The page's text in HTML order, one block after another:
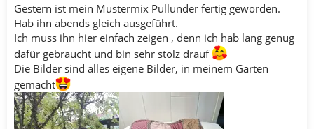
Gestern ist mein Mustermix Pullunder fertig geworden.
Hab ihn abends gleich ausgeführt.
Ich muss ihn hier einfach zeigen , denn ich hab lang genug
dafür gebraucht und bin sehr stolz drauf
Die Bilder sind alles eigene Bilder, in meinem Garten
gemacht